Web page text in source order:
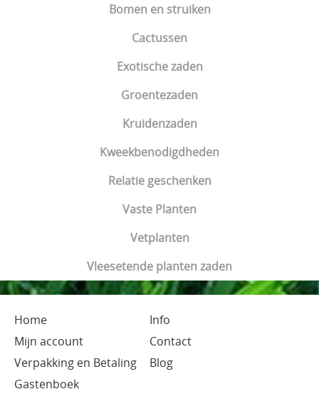
Bomen en struiken
Cactussen
Exotische zaden
Groentezaden
Kruidenzaden
Kweekbenodigdheden
Relatie geschenken
Vaste Planten
Vetplanten
Vleesetende planten zaden
Home
Info
Mijn account
Contact
Verpakking en Betaling
Blog
Gastenboek